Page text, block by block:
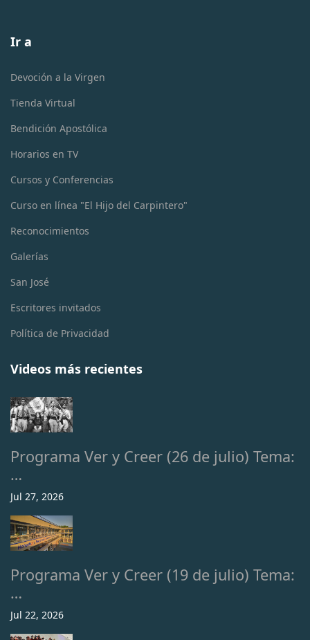
Ir a
Devoción a la Virgen
Tienda Virtual
Bendición Apostólica
Horarios en TV
Cursos y Conferencias
Curso en línea "El Hijo del Carpintero"
Reconocimientos
Galerías
San José
Escritores invitados
Política de Privacidad
Videos más recientes
Programa Ver y Creer (26 de julio) Tema:
…
Jul 27, 2026
Programa Ver y Creer (19 de julio) Tema:
…
Jul 22, 2026